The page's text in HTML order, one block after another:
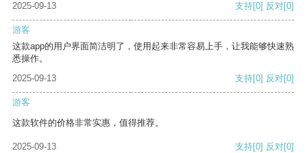
2025-09-13 支持[0] 反对[0]
游客
这款app的用户界面简洁明了，使用起来非常容易上手，让我能够快速熟
悉操作。
2025-09-13
支持[0] 反对[0]
游客
这款软件的价格非常实惠，值得推荐。
2025-09-13 支持[0] 反对[0]